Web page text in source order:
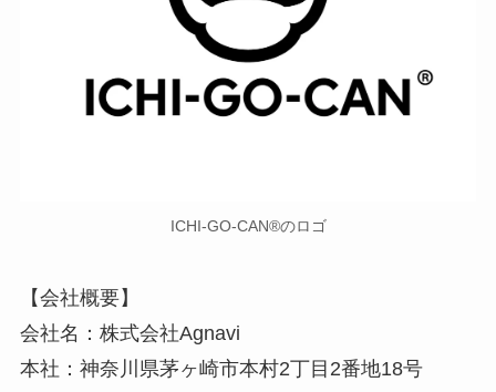
ICHI-GO-CAN®のロゴ
【会社概要】
会社名：株式会社Agnavi
本社：神奈川県茅ヶ崎市本村2丁目2番地18号